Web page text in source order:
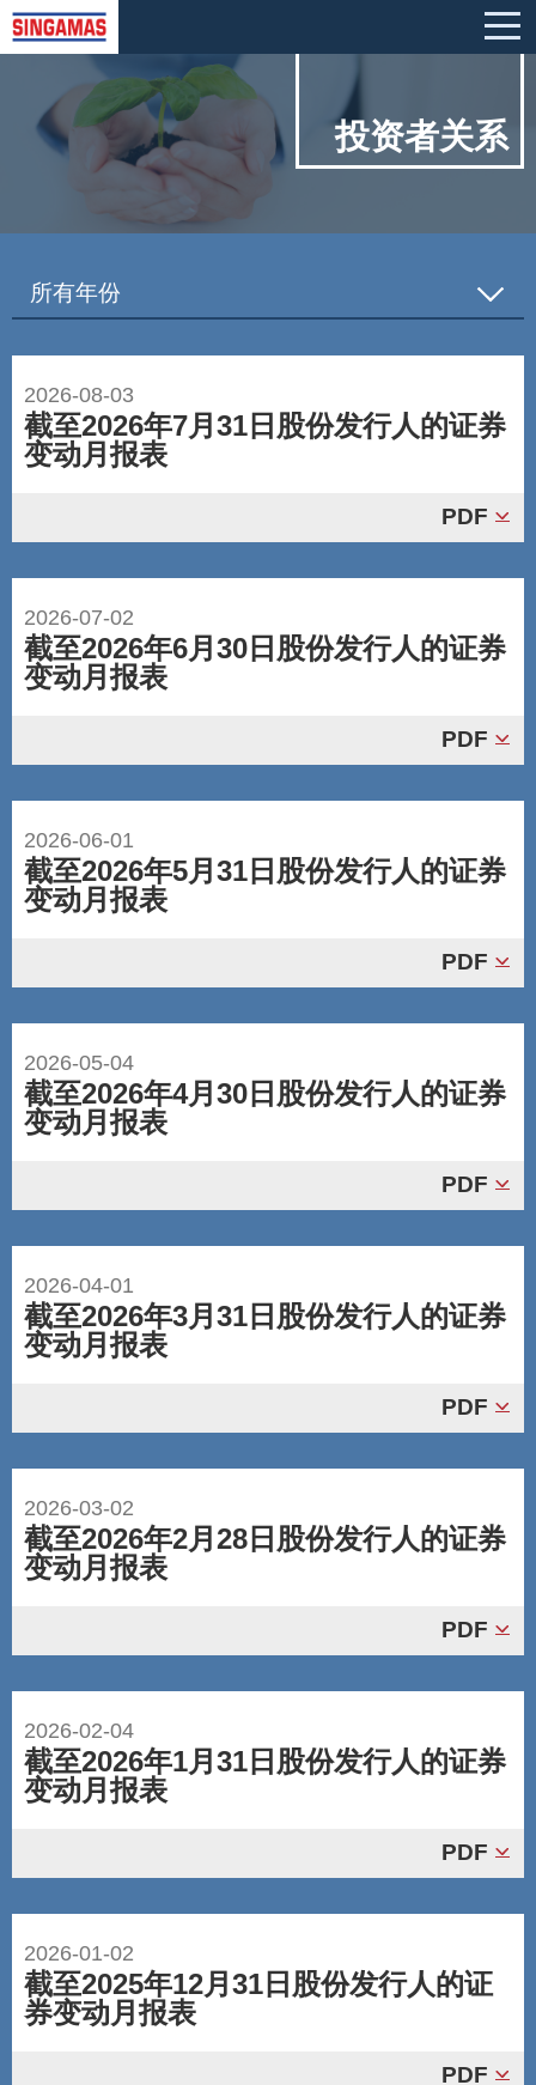
投资者关系
所有年份
2026-08-03
截至2026年7月31日股份发行人的证券
变动月报表
PDF
2026-07-02
截至2026年6月30日股份发行人的证券
变动月报表
PDF
2026-06-01
截至2026年5月31日股份发行人的证券
变动月报表
PDF
2026-05-04
截至2026年4月30日股份发行人的证券
变动月报表
PDF
2026-04-01
截至2026年3月31日股份发行人的证券
变动月报表
PDF
2026-03-02
截至2026年2月28日股份发行人的证券
变动月报表
PDF
2026-02-04
截至2026年1月31日股份发行人的证券
变动月报表
PDF
2026-01-02
截至2025年12月31日股份发行人的证
券变动月报表
PDF